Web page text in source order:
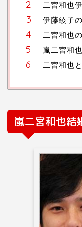
二宮和也
伊藤綾子
二宮和也
嵐二宮和
二宮和也
嵐二宮和也結